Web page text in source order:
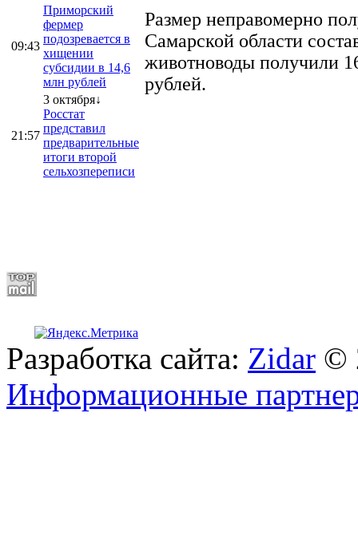
09:43
Приморский
фермер
подозревается в
хищении
субсидии в 14,6
млн рублей
21:57
3 октября↓
Росстат
представил
предварительные
итоги второй
сельхозпереписи
Размер неправомерно
Самарской области
животноводы получили
рублей.
Разработка сайта: Zidar ©
Информационные